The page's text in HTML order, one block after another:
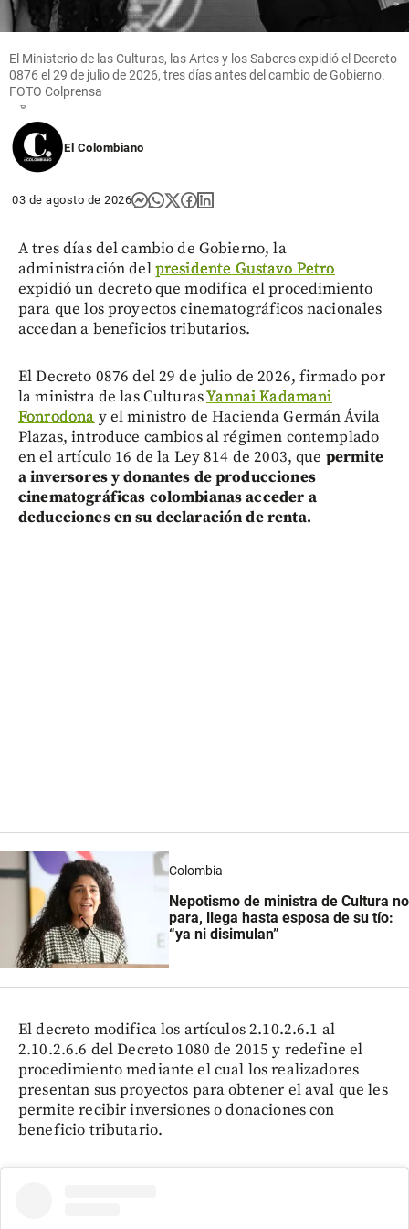
Situación
de
en Cali
share
El Ministerio de las Culturas, las Artes y los Saberes expidió el Decreto
0876 el 29 de julio de 2026, tres días antes del cambio de Gobierno.
FOTO Colprensa
El Colombiano
03 de agosto de 2026
A tres días del cambio de Gobierno, la
administración delpresidente Gustavo Petro
expidió un decreto que modifica el procedimiento
para que los proyectos cinematográficos nacionales
accedan a beneficios tributarios.
El Decreto 0876 del 29 de julio de 2026, firmado por
la ministra de las CulturasYannai Kadamani
Fonrodona y el ministro de Hacienda Germán Ávila
Plazas, introduce cambios al régimen contemplado
en el artículo 16 de la Ley 814 de 2003, que permite
a inversores y donantes de producciones
cinematográficas colombianas acceder a
deducciones en su declaración de renta.
Colombia
Nepotismo de ministra de Cultura no
para, llega hasta esposa de su tío:
“ya ni disimulan”
El decreto modifica los artículos 2.10.2.6.1 al
2.10.2.6.6 del Decreto 1080 de 2015 y redefine el
procedimiento mediante el cual los realizadores
presentan sus proyectos para obtener el aval que les
permite recibir inversiones o donaciones con
beneficio tributario.